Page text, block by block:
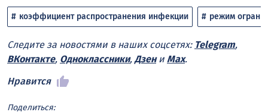
коэффициент распространения инфекции режим
Следите за новостями в наших соцсетях: Telegram,
ВКонтакте, Одноклассники, Дзени Max.
Нравится
Поделиться: